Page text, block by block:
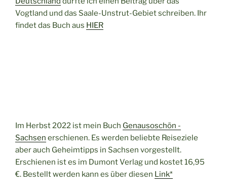
Vogtland und das Saale-Unstrut-Gebiet schreiben. Ihr
findet das Buch aus HIER
Im Herbst 2022 ist mein Buch Genausoschön -
Sachsen erschienen. Es werden beliebte Reiseziele
aber auch Geheimtipps in Sachsen vorgestellt.
Erschienen ist es im Dumont Verlag und kostet 16,95
€. Bestellt werden kann es über diesen Link*